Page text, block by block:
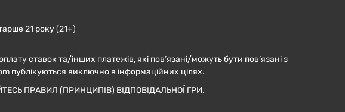
21 року (21+)
ставок та/інших платежів, які пов’язані/можуть бути пов’язані з
публікуються виключно в інформаційних цілях.
ПРАВИЛ (ПРИНЦИПІВ) ВІДПОВІДАЛЬНОЇ ГРИ.